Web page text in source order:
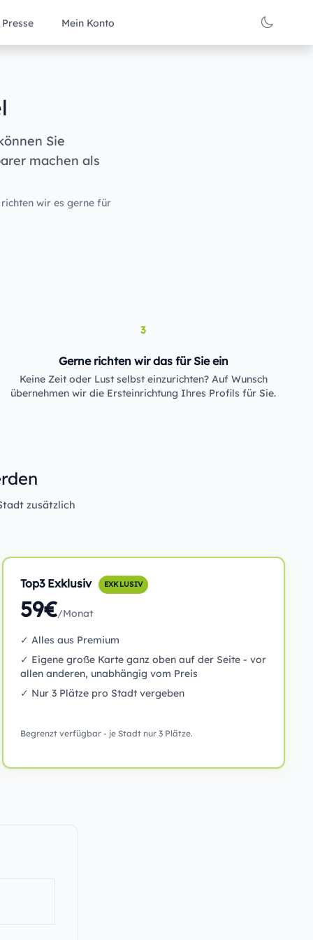
Presse Mein Konto
Sie
machen als
wir es gerne für
3
Gerne richten wir das für Sie ein
Keine Zeit oder Lust selbst einzurichten? Auf Wunsch
übernehmen wir die Ersteinrichtung Ihres Profils für Sie.
zusätzlich
Top3 Exklusiv EXKLUSIV
59€/Monat
✓ Alles aus Premium
✓ Eigene große Karte ganz oben auf der Seite - vor
allen anderen, unabhängig vom Preis
✓ Nur 3 Plätze pro Stadt vergeben
Begrenzt verfügbar - je Stadt nur 3 Plätze.